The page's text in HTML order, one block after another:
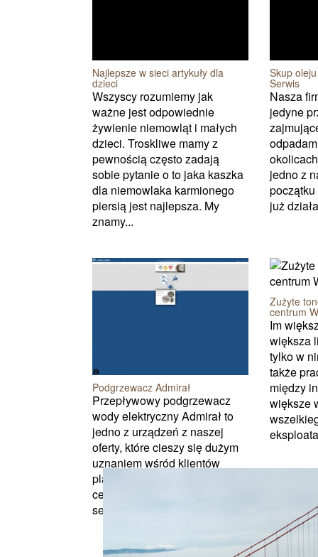
Najlepsze w sieci artykuły dla
dzieci
Wszyscy rozumiemy jak
ważne jest odpowiednie
żywienie niemowląt i małych
dzieci. Troskliwe mamy z
pewnością często zadają
sobie pytanie o to jaka kaszka
dla niemowlaka karmionego
piersią jest najlepsza. My
znamy...
Skup
Serwis
Nasza
jedyne
jedno z
już
Podgrzewacz Admirał
Przepływowy podgrzewacz
wody elektryczny Admirał to
jedno z urządzeń z naszej
oferty, które cieszy się dużym
uznaniem wśród klientów
planujących montaż instalacji
centralnego ogrzewania czy
serwis tego rodzaj...
Zużyte
centrum
Im
większa
tylko w
także
między
większe